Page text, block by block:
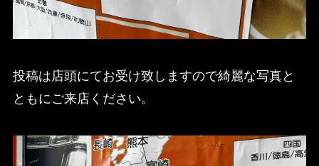
投稿は店頭にてお受け致しますので綺麗な写真と
ともにご来店ください。